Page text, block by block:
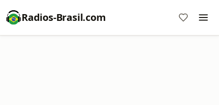
Radios-Brasil.com